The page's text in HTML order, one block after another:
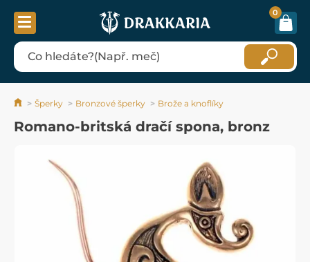
0
Šperky Bronzové šperky Brože a knoflíky
Romano-britská dračí spona, bronz